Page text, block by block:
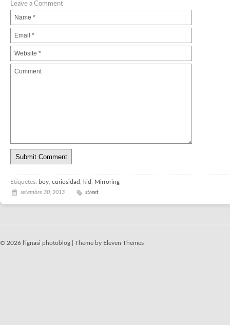
Leave a Comment
Etiquetes: boy curiosidad kid Mirroring
setembre 30, 2013 street
© 2026 l'ignasi photoblog | Theme by Eleven Themes